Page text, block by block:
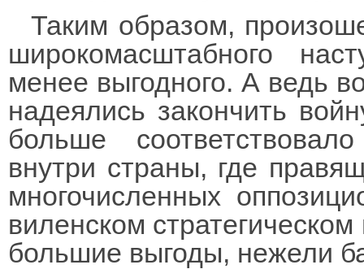
Таким образом,
широкомасштабного
менее выгодного. А ведь
надеялись закончить
больше
внутри страны, где
многочисленных
виленском
большие выгоды, нежели